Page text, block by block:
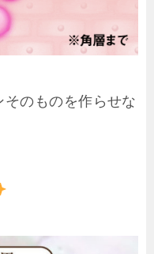
のものを作らせな